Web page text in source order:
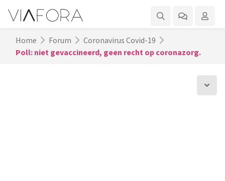
Home Forum
Coronavirus Covid-19
Poll: niet gevaccineerd, geen recht op coronazorg.